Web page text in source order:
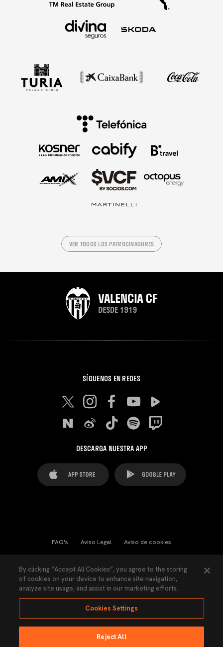
VER TODOS LOS PATROCINADORES
SÍGUENOS EN REDES
DESCARGA NUESTRA APP
FAQ's Aviso Legal Aviso de cookies
Ley Transparencia Política de Privacidad
Accesibilidad
By clicking “Accept All Cookies”, you agree to the storing
of cookies on your device to enhance site navigation,
analyze site usage, and assist in our marketing efforts.
Cookies Settings
Reject All